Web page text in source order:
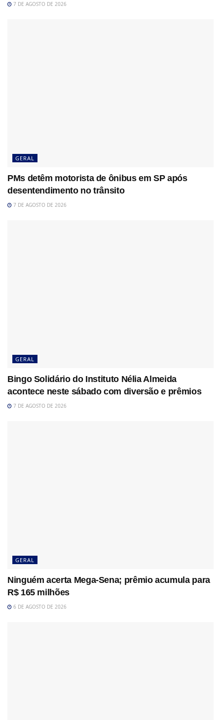
7 DE AGOSTO DE 2026
GERAL
PMs detêm motorista de ônibus em SP após
desentendimento no trânsito
7 DE AGOSTO DE 2026
GERAL
Bingo Solidário do Instituto Nélia Almeida
acontece neste sábado com diversão e prêmios
7 DE AGOSTO DE 2026
GERAL
Ninguém acerta Mega-Sena; prêmio acumula para
R$ 165 milhões
6 DE AGOSTO DE 2026